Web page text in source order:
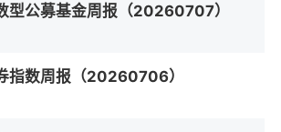
型公募基金周报（20260707）
指数周报（20260706）